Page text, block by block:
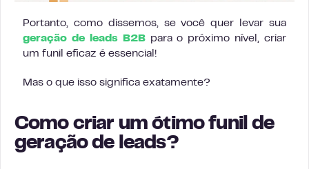
Portanto, como dissemos, se você quer levar sua
geração de leads B2Bpara o próximo nível, criar
um funil eficaz é essencial!
Mas o que isso significa exatamente?
Como criar um ótimo funil de
geração de leads?